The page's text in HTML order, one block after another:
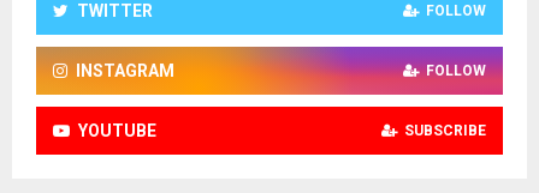
TWITTER FOLLOW
INSTAGRAM FOLLOW
YOUTUBE SUBSCRIBE